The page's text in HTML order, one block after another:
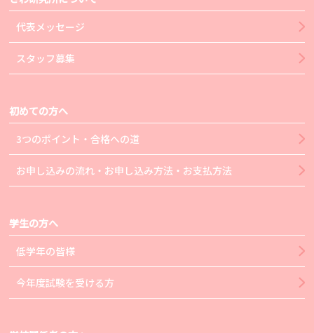
代表メッセージ
スタッフ募集
初めての方へ
3つのポイント・合格への道
お申し込みの流れ・お申し込み方法・お支払方法
学生の方へ
低学年の皆様
今年度試験を受ける方